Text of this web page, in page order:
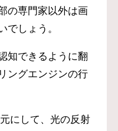
の専門家以外は画
でしょう。
知できるように翻
ングエンジンの行
にして、光の反射